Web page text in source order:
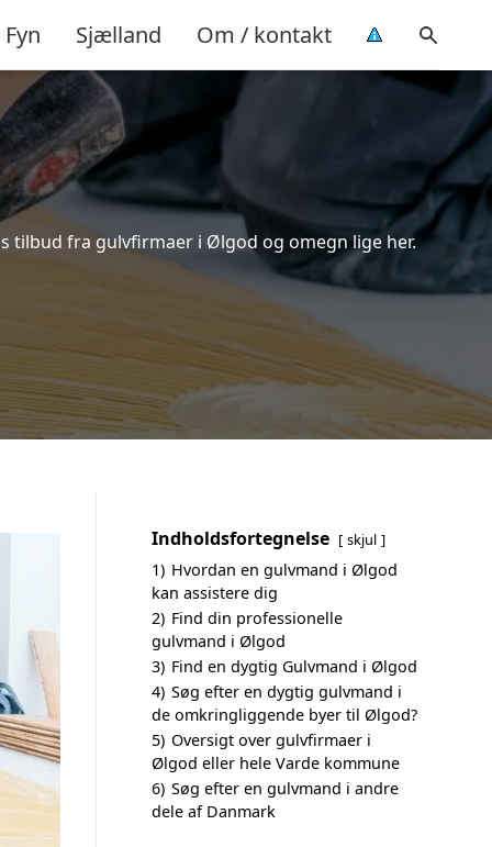
Fyn Sjælland Om / kontakt
tilbud fra gulvfirmaer i Ølgod og omegn lige her.
Indholdsfortegnelse skjul
1) Hvordan en gulvmand i Ølgod
kan assistere dig
2) Find din professionelle
gulvmand i Ølgod
3) Find en dygtig Gulvmand i Ølgod
4) Søg efter en dygtig gulvmand i
de omkringliggende byer til Ølgod?
5) Oversigt over gulvfirmaer i
Ølgod eller hele Varde kommune
6) Søg efter en gulvmand i andre
dele af Danmark